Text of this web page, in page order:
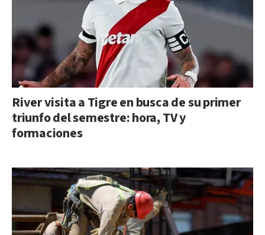
River visita a Tigre en busca de su primer
triunfo del semestre: hora, TV y
formaciones